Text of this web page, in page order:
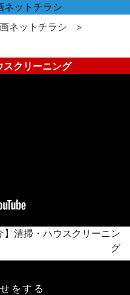
ネットチラシ
ネットチラシ
クリーニング
】清掃・ハウスクリーニン
グ
をする